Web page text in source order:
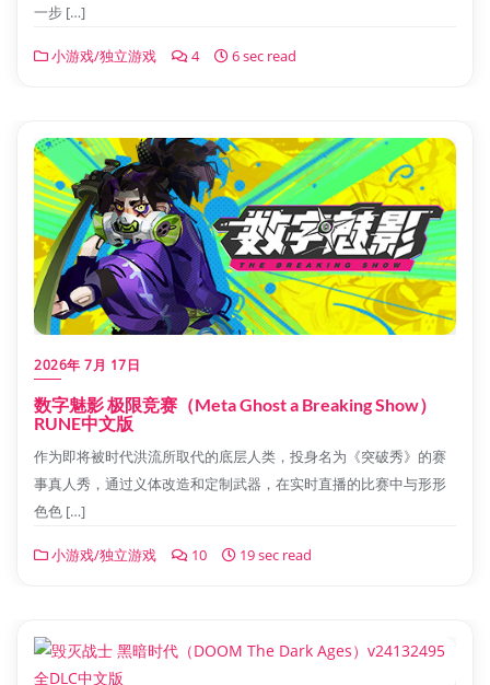
一步 […]
小游戏/独立游戏 4 6 sec read
2026年 7月 17日
数字魅影 极限竞赛（Meta Ghost a Breaking Show）
RUNE中文版
作为即将被时代洪流所取代的底层人类，投身名为《突破秀》的赛
事真人秀，通过义体改造和定制武器，在实时直播的比赛中与形形
色色 […]
小游戏/独立游戏 10 19 sec read